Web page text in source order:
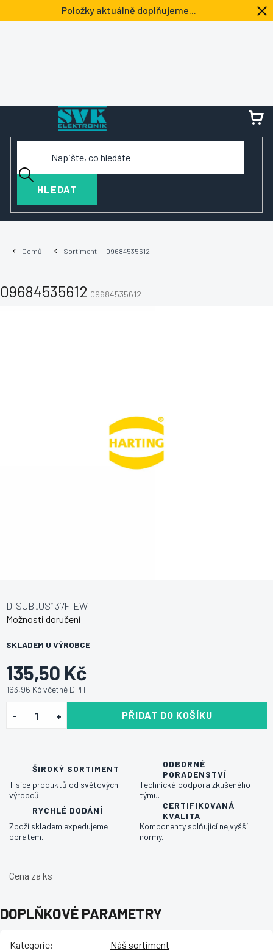
na
Položky aktuálně doplňujeme...
HLEDAT
Domů Sortiment 09684535612
09684535612 09684535612
135,50 Kč
163,96 Kč včetně DPH
SKLADEM U VÝROBCE
Možnosti doručení
PŘIDAT DO KOŠÍKU
D-SUB „US“ 37F-EW
ŠIROKÝ SORTIMENT
Tisíce produktů od světových
výrobců.
ODBORNÉ
PORADENSTVÍ
Technická podpora zkušeného
týmu.
RYCHLÉ DODÁNÍ
Zboží skladem expedujeme
obratem.
CERTIFIKOVANÁ
KVALITA
Komponenty splňující nejvyšší
normy.
Cena za ks
DOPLŇKOVÉ PARAMETRY
Kategorie: Náš sortiment